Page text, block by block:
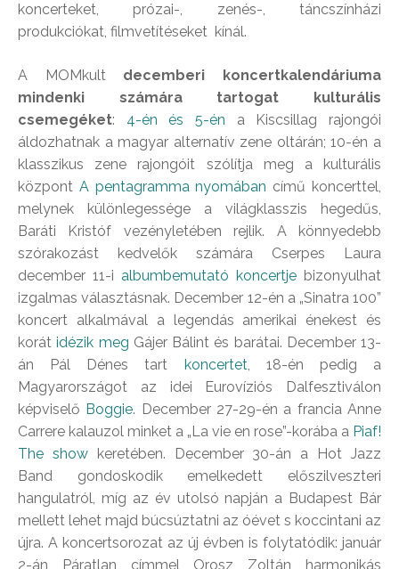
koncerteket, prózai-, zenés-, táncszínházi
produkciókat, filmvetítéseket kínál.
A MOMkult decemberi koncertkalendáriuma
mindenki számára tartogat kulturális
csemegéket: 4-én és 5-én a Kiscsillag rajongói
áldozhatnak a magyar alternatív zene oltárán; 10-én a
klasszikus zene rajongóit szólítja meg a kulturális
központ A pentagramma nyomában című koncerttel,
melynek különlegessége a világklasszis hegedűs,
Baráti Kristóf vezényletében rejlik. A könnyedebb
szórakozást kedvelők számára Cserpes Laura
december 11-i albumbemutató koncertje bizonyulhat
izgalmas választásnak. December 12-én a „Sinatra 100”
koncert alkalmával a legendás amerikai énekest és
korátidézik meg Gájer Bálint és barátai. December 13-
án Pál Dénes tart
koncertet, 18-én pedig a
Magyarországot az idei Eurovíziós Dalfesztiválon
képviselő Boggie. December 27-29-én a francia Anne
Carrere kalauzol minket a „La vie en rose”-korába a Piaf!
The showkeretében. December 30-án a Hot Jazz
Band gondoskodik emelkedett előszilveszteri
hangulatról, míg az év utolsó napján a Budapest Bár
mellett lehet majd búcsúztatni az óévet s koccintani az
újra. A koncertsorozat az új évben is folytatódik: január
2-án Páratlan címmel Orosz Zoltán harmonikás